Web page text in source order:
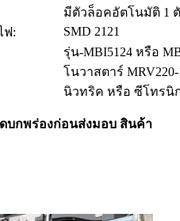
มีตัวล็อคอัตโนมัติ 1
ฟ:
SMD 2121
รุ่น-MBI5124 หรือ
โนวาสตาร์
นิวทริค หรือ ซีโทรนิ
บกพร่องก่อนส่งมอบ สินค้า